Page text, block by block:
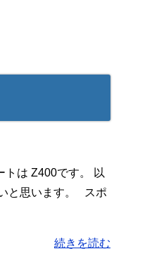
トは Z400です。 以
と思います。 スポ
続きを読む